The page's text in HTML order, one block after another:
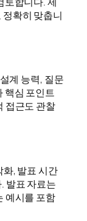
확히 맞춥니
계 능력, 질문
핵심 포인트
접근도 관찰
, 발표 시간
발표 자료는
예시를 포함